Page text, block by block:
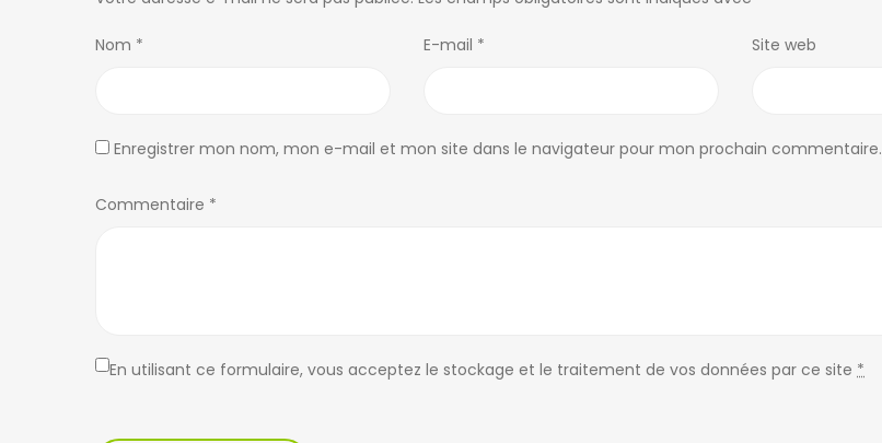
Nom * E-mail * Site web
Enregistrer mon nom, mon e-mail et mon site dans le navigateur pour mon prochain commentaire.
Commentaire *
En utilisant ce formulaire, vous acceptez le stockage et le traitement de vos données par ce site *